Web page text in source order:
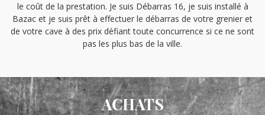
le coût de la prestation. Je suis Débarras 16, je suis installé à
Bazac et je suis prêt à effectuer le débarras de votre grenier et
de votre cave à des prix défiant toute concurrence si ce ne sont
pas les plus bas de la ville.
ACHATS